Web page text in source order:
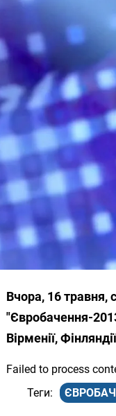
Вчора, 16 травня,
"Євробачення-
Вірменії,
Failed to process